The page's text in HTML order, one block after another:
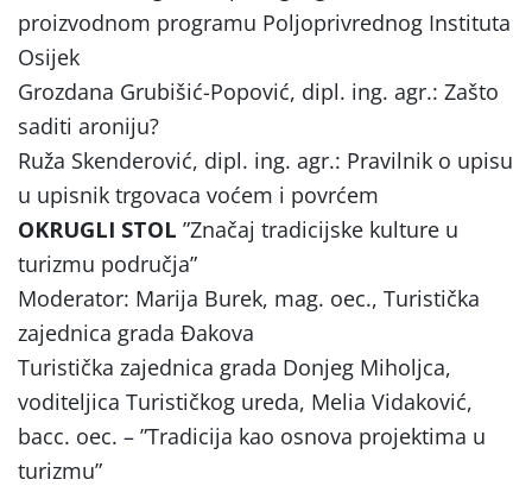
proizvodnom programu Poljoprivrednog Instituta
Osijek
Grozdana Grubišić-Popović, dipl. ing. agr.: Zašto
saditi aroniju?
Ruža Skenderović, dipl. ing. agr.: Pravilnik o upisu
u upisnik trgovaca voćem i povrćem
OKRUGLI STOL ”Značaj tradicijske kulture u
turizmu područja”
Moderator: Marija Burek, mag. oec., Turistička
zajednica grada Đakova
Turistička zajednica grada Donjeg Miholjca,
voditeljica Turističkog ureda, Melia Vidaković,
bacc. oec. – ”Tradicija kao osnova projektima u
turizmu”